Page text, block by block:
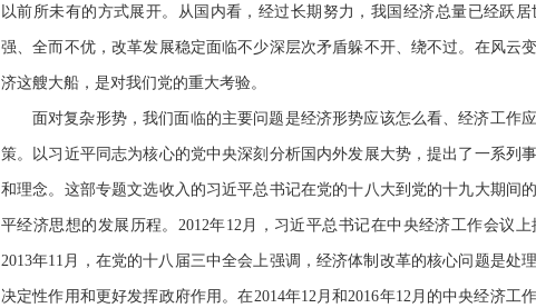
以前所未有的方式展开。从国内看，经过长期努力，我国经济总量已经跃
强、全而不优，改革发展稳定面临不少深层次矛盾躲不开、绕不过。在风云
济这艘大船，是对我们党的重大考验。
面对复杂形势，我们面临的主要问题是经济形势应该怎么看、经济工作
策。以习近平同志为核心的党中央深刻分析国内外发展大势，提出了一系列
和理念。这部专题文选收入的习近平总书记在党的十八大到党的十九大期间
平经济思想的发展历程。2012年12月，习近平总书记在中央经济工作会议
2013年11月，在党的十八届三中全会上强调，经济体制改革的核心问题是处
决定性作用和更好发挥政府作用。在2014年12月和2016年12月的中央经济工